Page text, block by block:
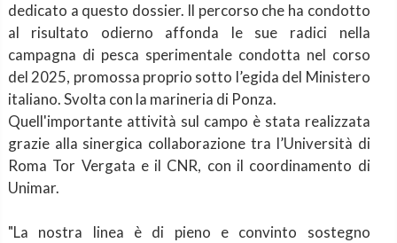
dedicato a questo dossier. Il percorso che ha condotto
al risultato odierno affonda le sue radici nella
campagna di pesca sperimentale condotta nel corso
del 2025, promossa proprio sotto l’egida del Ministero
italiano. Svolta con la marineria di Ponza.
Quell'importante attività sul campo è stata realizzata
grazie alla sinergica collaborazione tra l’Università di
Roma Tor Vergata e il CNR, con il coordinamento di
Unimar.
"La nostra linea è di pieno e convinto sostegno